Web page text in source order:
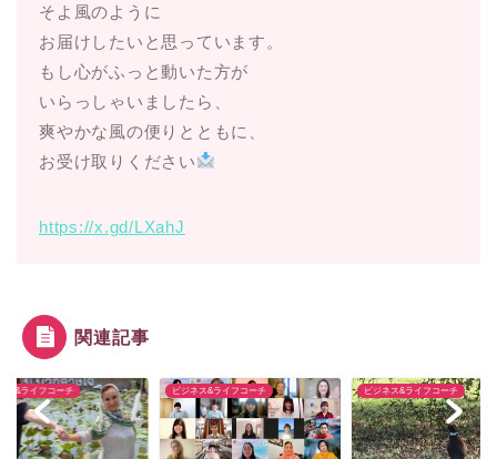
そよ風のように
お届けしたいと思っています。
もし心がふっと動いた方が
いらっしゃいましたら、
爽やかな風の便りとともに、
お受け取りください
https://x.gd/LXahJ
関連記事
ス&ライフコーチ ビジネス&ライフコーチ ビジネス&ライフコーチ